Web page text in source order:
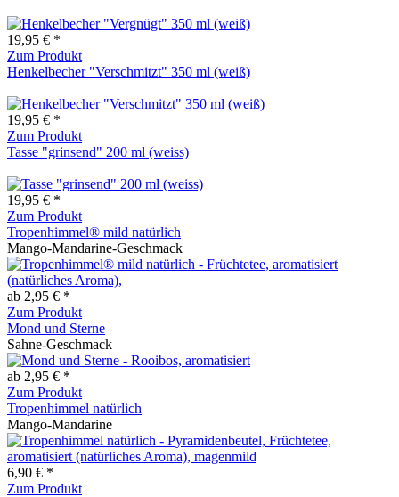
19,95 € *
Zum Produkt
Henkelbecher "Verschmitzt" 350 ml (weiß)
19,95 € *
Zum Produkt
Tasse "grinsend" 200 ml (weiss)
19,95 € *
Zum Produkt
Tropenhimmel® mild natürlich
Mango-Mandarine-Geschmack
ab 2,95 € *
Zum Produkt
Mond und Sterne
Sahne-Geschmack
ab 2,95 € *
Zum Produkt
Tropenhimmel natürlich
Mango-Mandarine
6,90 € *
Zum Produkt